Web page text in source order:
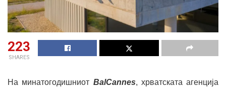
223
SHARES
На минатогодишниот BalCannes, хрватската агенција